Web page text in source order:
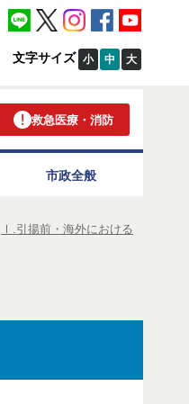
文字サイズ 小 中 大
救急医療・消防
市政全般
Ⅰ.引揚前・海外における